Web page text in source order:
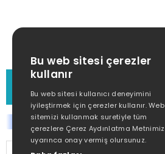
MÜŞTERİ HİZMETLERİ
(0212) 373 77 00
Bu web sitesi çerezler
kullanır
Bu web sitesi kullanıcı deneyimini
iyileştirmek için çerezler kullanır. Web
sitemizi kullanmak suretiyle tüm
çerezlere Çerez Aydınlatma Metnimiz
uyarınca onay vermiş olursunuz.